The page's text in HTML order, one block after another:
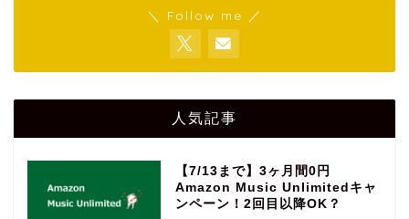
＼ Follow me ／
人気記事
【7/13まで】3ヶ月間0円
Amazon Music Unlimitedキャ
ンペーン！2回目以降OK？